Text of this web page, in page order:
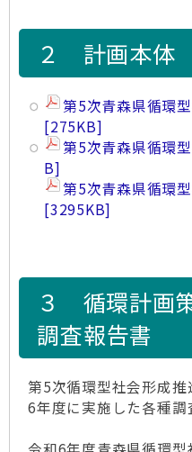
２ 計画本体
第5次青森県循環
[275KB]
第5次青森県循環
B]
第5次青森県循環
[3295KB]
３ 循環計画
調査報告書
第5次循環型社会形成
6年度に実施した各種調